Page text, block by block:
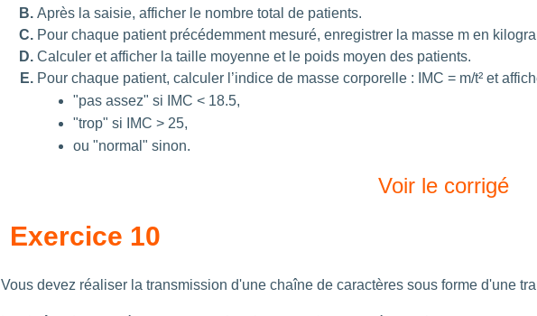
Après la saisie, afficher le nombre total de patients.
Pour chaque patient précédemment mesuré, enregistrer la masse m en
Calculer et afficher la taille moyenne et le poids moyen des patients.
Pour chaque patient, calculer l’indice de masse corporelle : IMC = m/t² et
"pas assez" si IMC < 18.5,
"trop" si IMC > 25,
ou "normal" sinon.
Voir le corrigé
Exercice 10
Vous devez réaliser la transmission d'une chaîne de caractères sous forme d'une